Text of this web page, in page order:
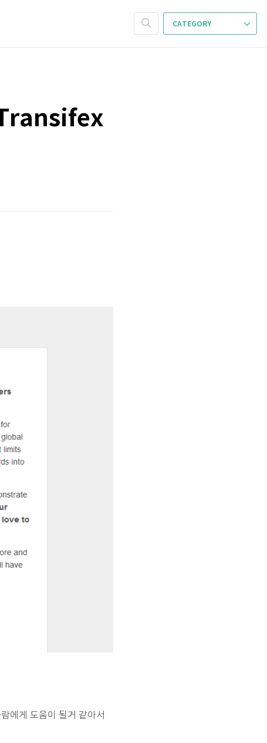
CATEGORY
Transifex
에게 도움이 될거 같아서